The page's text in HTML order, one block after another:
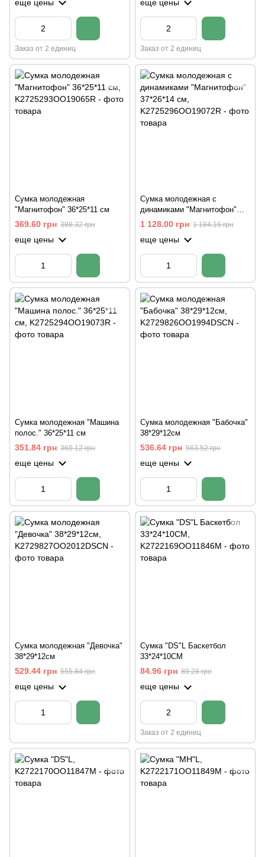
еще цены
Заказ от 2 единиц
еще цены
Заказ от 2 единиц
Сумка молодежная
"Магнитофон" 36*25*11 см
369.60 грн 388.32 грн
еще цены
Сумка молодежная с
динамиками "Магнитофон"
37*26*14 см
1 128.00 грн 1 184.16 грн
еще цены
Сумка молодежная "Машина
полос." 36*25*11 см
351.84 грн 369.12 грн
еще цены
Сумка молодежная "Бабочка"
38*29*12см
536.64 грн 563.52 грн
еще цены
Сумка молодежная "Девочка"
38*29*12см
529.44 грн 555.84 грн
еще цены
Сумка "DS"L Баскетбол
33*24*10CM
84.96 грн 89.28 грн
еще цены
Заказ от 2 единиц